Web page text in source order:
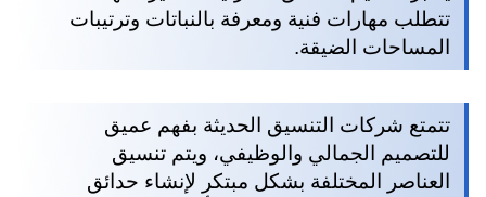
تتطلب مهارات فنية ومعرفة بالنباتات وترتيبات
المساحات الضيقة.
تتمتع شركات التنسيق الحديثة بفهم عميق
للتصميم الجمالي والوظيفي، ويتم تنسيق
العناصر المختلفة بشكل مبتكر لإنشاء حدائق